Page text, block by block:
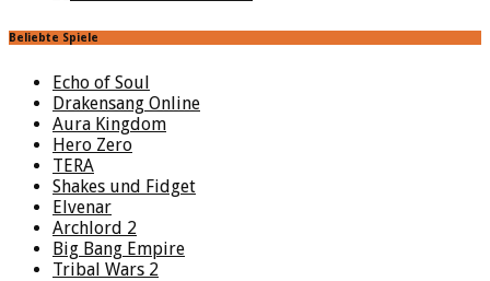
Beliebte Spiele
Echo of Soul
Drakensang Online
Aura Kingdom
Hero Zero
TERA
Shakes und Fidget
Elvenar
Archlord 2
Big Bang Empire
Tribal Wars 2